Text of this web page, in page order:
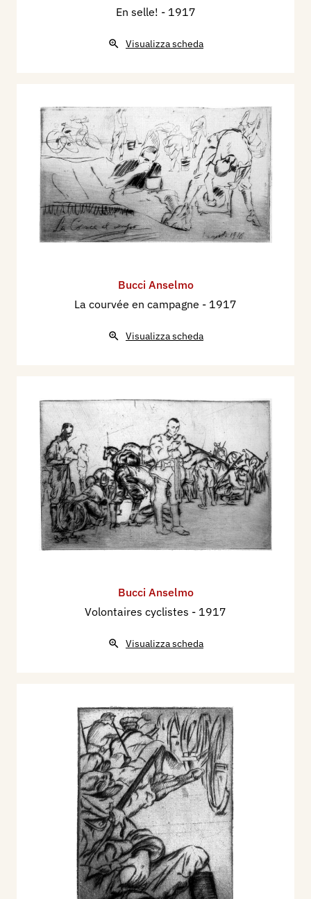
En selle! - 1917
Visualizza scheda
Bucci Anselmo
La courvée en campagne - 1917
Visualizza scheda
Bucci Anselmo
Volontaires cyclistes - 1917
Visualizza scheda